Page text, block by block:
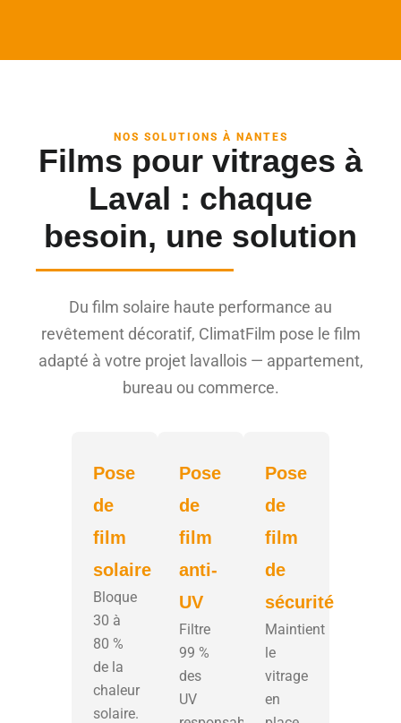
NOS SOLUTIONS À NANTES
Films pour vitrages à
Laval : chaque
besoin, une solution
Du film solaire haute performance au
revêtement décoratif, ClimatFilm pose le film
adapté à votre projet lavallois — appartement,
bureau ou commerce.
Pose
de
film
solaire
Bloque
30 à
80 %
de la
chaleur
solaire.
Pose
de
film
anti-
UV
Filtre
99 %
des
UV
Pose
de
film
de
sécurité
Maintient
le
vitrage
en